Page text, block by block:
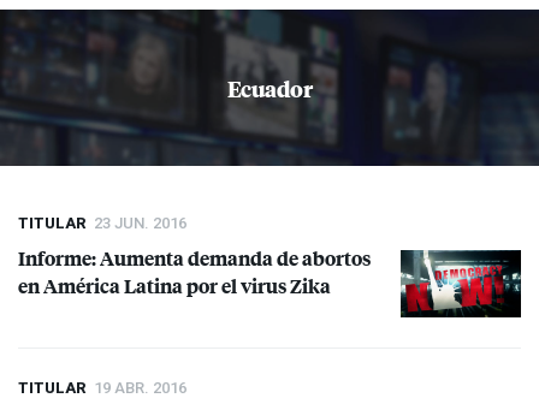
Ecuador
TITULAR 23 JUN. 2016
Informe: Aumenta demanda de abortos
en América Latina por el virus Zika
TITULAR 19 ABR. 2016